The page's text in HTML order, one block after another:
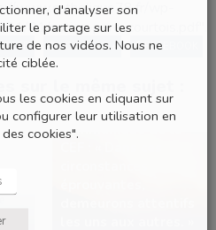
www.catholique78.fr/wp-
01/notice-pere-courtois.pdf".
FACEBOOK
GOOGLE +
Communiqué de la
d'analyser son
le partage sur les
de nos vidéos. Nous ne
ciblée.
les cookies en cliquant sur
configurer leur utilisation en
cookies".